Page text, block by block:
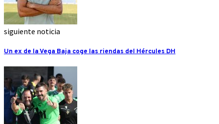
siguiente noticia
Un ex de la Vega Baja coge las riendas del Hércules DH